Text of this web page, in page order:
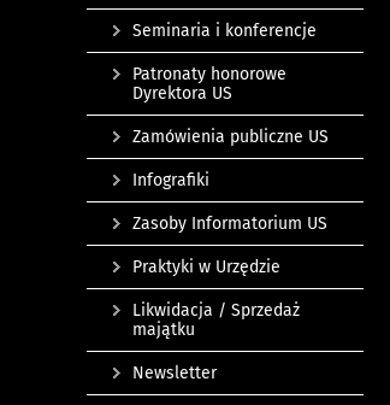
Seminaria i konferencje
Patronaty honorowe
Dyrektora US
Zamówienia publiczne US
Infografiki
Zasoby Informatorium US
Praktyki w Urzędzie
Likwidacja / Sprzedaż
majątku
Newsletter